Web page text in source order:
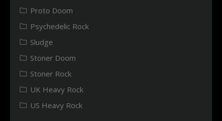
Proto Doom
Psychedelic Rock
Sludge
Stoner Doom
Stoner Rock
UK Heavy Rock
US Heavy Rock